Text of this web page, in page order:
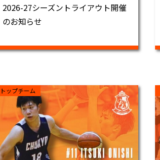
2026-27シーズントライアウト開催
のお知らせ
トップチーム